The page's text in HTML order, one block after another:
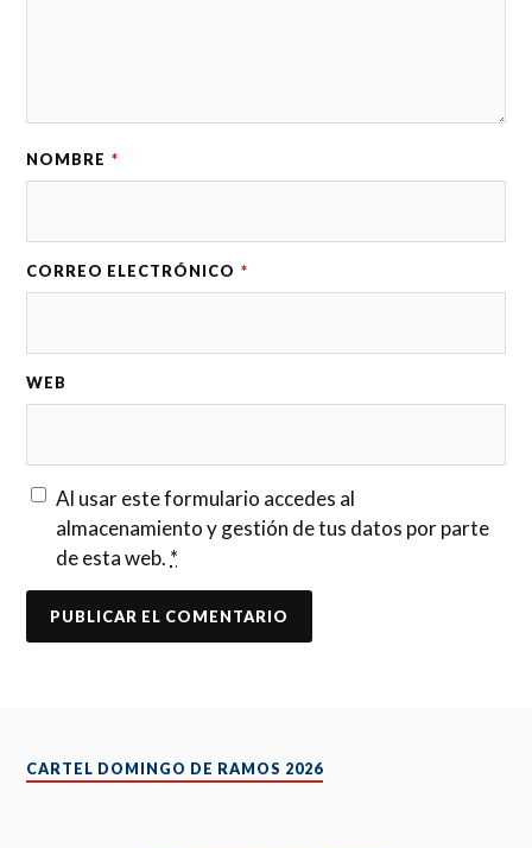
NOMBRE *
CORREO ELECTRÓNICO *
WEB
Al usar este formulario accedes al
almacenamiento y gestión de tus datos por parte
de esta web. *
CARTEL DOMINGO DE RAMOS 2026